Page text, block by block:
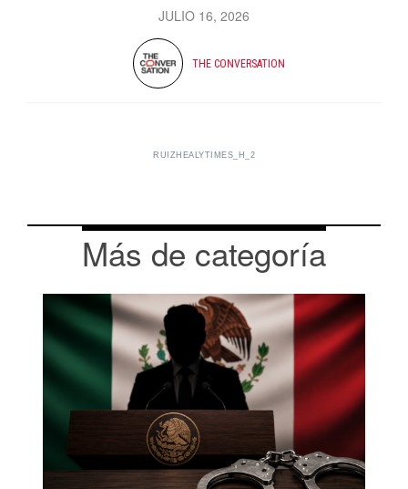
JULIO 16, 2026
THE CONVERSATION
RUIZHEALYTIMES_H_2
Más de categoría